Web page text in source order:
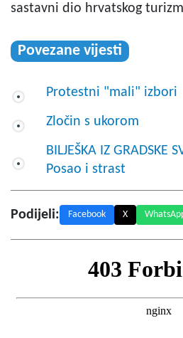
sastavni dio hrvatskog
Povezane vijesti
Protestni "mali" izbori
Zločin s ukorom
BILJEŠKA IZ GRADSKE
Posao i strast
Podijeli: Facebook X